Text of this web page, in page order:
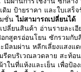
ม ป้ายราคา และใบเสร็
มชั่นไม่สามารถเปลี่ยนได้
ลี่ยนสินค้า อ่านรายละเอี
กสูตรอ่อนโยน ซักรวมกั
มีลมผ่าน หลีกเลี่ยงแสงแ
ดบริเวณลวดลาย สะท้อ
ในที่แห้งและเย็น เพื่อป้อ